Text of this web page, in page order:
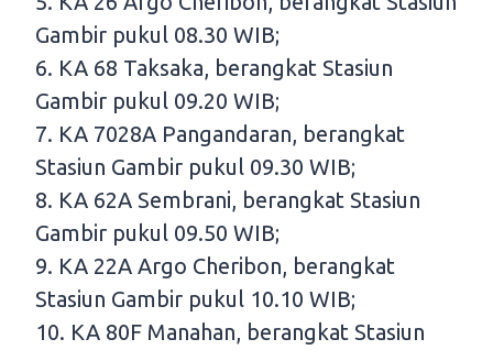
Gambir pukul 08.30 WIB;
6. KA 68 Taksaka, berangkat Stasiun
Gambir pukul 09.20 WIB;
7. KA 7028A Pangandaran, berangkat
Stasiun Gambir pukul 09.30 WIB;
8. KA 62A Sembrani, berangkat Stasiun
Gambir pukul 09.50 WIB;
9. KA 22A Argo Cheribon, berangkat
Stasiun Gambir pukul 10.10 WIB;
10. KA 80F Manahan, berangkat Stasiun